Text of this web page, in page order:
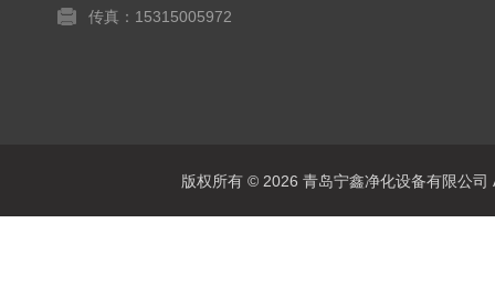
传真：15315005972
版权所有 © 2026 青岛宁鑫净化设备有限